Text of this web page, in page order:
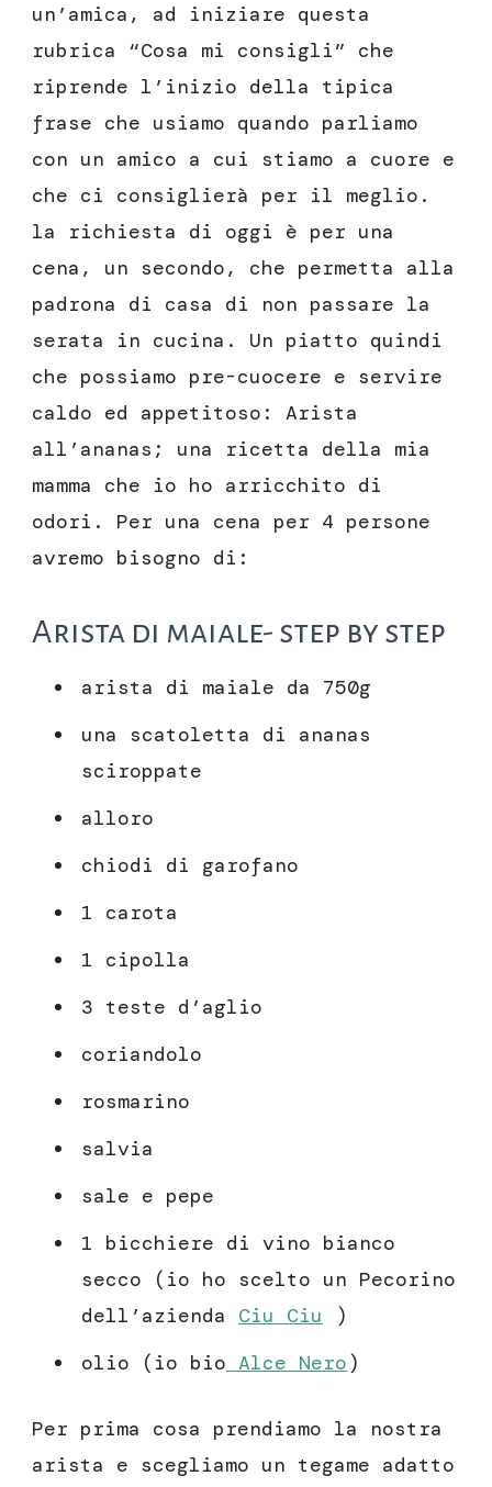
un’amica, ad iniziare questa
rubrica “Cosa mi consigli” che
riprende l’inizio della tipica
frase che usiamo quando parliamo
con un amico a cui stiamo a cuore e
che ci consiglierà per il meglio.
la richiesta di oggi è per una
cena, un secondo, che permetta alla
padrona di casa di non passare la
serata in cucina. Un piatto quindi
che possiamo pre-cuocere e servire
caldo ed appetitoso: Arista
all’ananas; una ricetta della mia
mamma che io ho arricchito di
odori. Per una cena per 4 persone
avremo bisogno di:
Arista di maiale- step by step
arista di maiale da 750g
una scatoletta di ananas
sciroppate
alloro
chiodi di garofano
1 carota
1 cipolla
3 teste d’aglio
coriandolo
rosmarino
salvia
sale e pepe
1 bicchiere di vino bianco
secco (io ho scelto un Pecorino
dell’azienda Ciu Ciu )
olio (io bio Alce Nero)
Per prima cosa prendiamo la nostra
arista e scegliamo un tegame adatto